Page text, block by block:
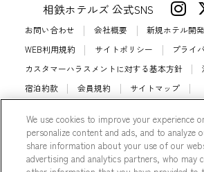
相鉄ホテルズ 公式SNS
お問い合わせ 会社概要 新規ホテル開
WEB利用規約
サイトポリシー
プライ
カスタマーハラスメントに対する基本方針
宿泊約款
会員規約
サイトマップ
Cookie Settings
We use cookies to improve your experience
personalize content and ads, and to analyze
share information about your use of our
advertising and analytics partners, who may